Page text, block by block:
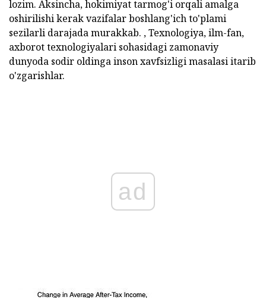
lozim. Aksincha, hokimiyat tarmog'i orqali amalga
oshirilishi kerak vazifalar boshlang'ich to'plami
sezilarli darajada murakkab. , Texnologiya, ilm-fan,
axborot texnologiyalari sohasidagi zamonaviy
dunyoda sodir oldinga inson xavfsizligi masalasi itarib
o'zgarishlar.
ad